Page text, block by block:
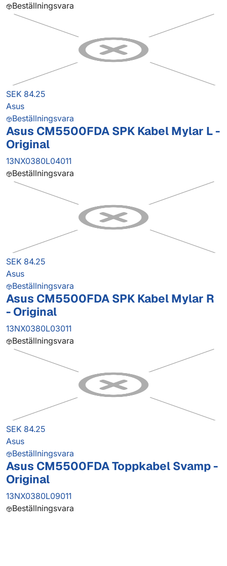
Beställningsvara
SEK 84.25
Asus
Beställningsvara
Asus CM5500FDA SPK Kabel Mylar L -
Original
13NX0380L04011
Beställningsvara
SEK 84.25
Asus
Beställningsvara
Asus CM5500FDA SPK Kabel Mylar R
- Original
13NX0380L03011
Beställningsvara
SEK 84.25
Asus
Beställningsvara
Asus CM5500FDA Toppkabel Svamp -
Original
13NX0380L09011
Beställningsvara